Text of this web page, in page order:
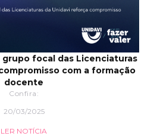
grupo focal das Licenciaturas
com a formação
docente
Confira:
20/03/2025
LER NOTÍCIA